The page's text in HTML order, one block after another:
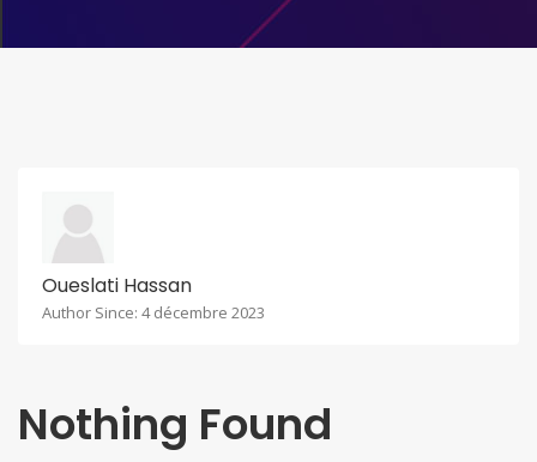
Oueslati Hassan
Author Since: 4 décembre 2023
Nothing Found